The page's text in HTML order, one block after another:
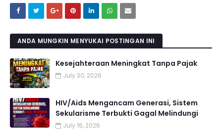
ANDA MUNGKIN MENYUKAI POSTINGAN INI
Kesejahteraan Meningkat Tanpa Pajak
July 30, 2026
HIV/Aids Mengancam Generasi, Sistem
Sekularisme Terbukti Gagal Melindungi
July 16, 2026